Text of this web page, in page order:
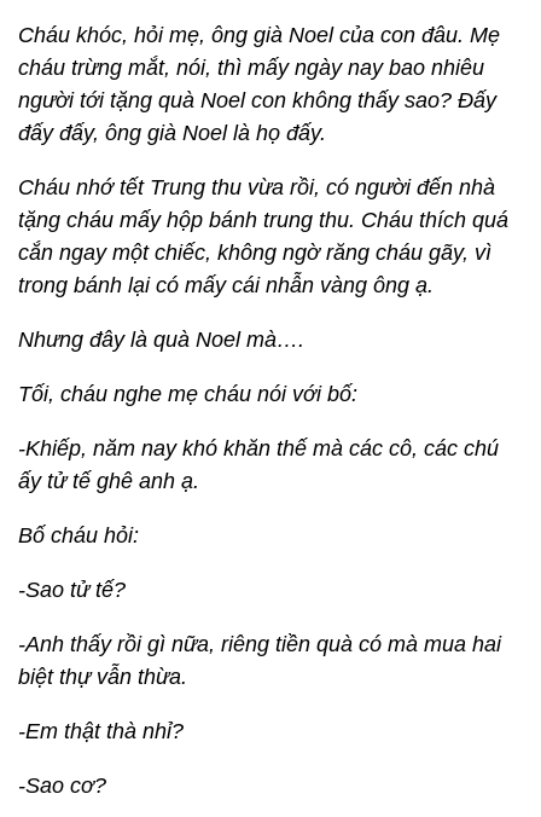
Cháu khóc, hỏi mẹ, ông già Noel của con đâu. Mẹ
cháu trừng mắt, nói, thì mấy ngày nay bao nhiêu
người tới tặng quà Noel con không thấy sao? Đấy
đấy đấy, ông già Noel là họ đấy.
Cháu nhớ tết Trung thu vừa rồi, có người đến nhà
tặng cháu mấy hộp bánh trung thu. Cháu thích quá
cắn ngay một chiếc, không ngờ răng cháu gãy, vì
trong bánh lại có mấy cái nhẫn vàng ông ạ.
Nhưng đây là quà Noel mà….
Tối, cháu nghe mẹ cháu nói với bố:
-Khiếp, năm nay khó khăn thế mà các cô, các chú
ấy tử tế ghê anh ạ.
Bố cháu hỏi:
-Sao tử tế?
-Anh thấy rồi gì nữa, riêng tiền quà có mà mua hai
biệt thự vẫn thừa.
-Em thật thà nhỉ?
-Sao cơ?